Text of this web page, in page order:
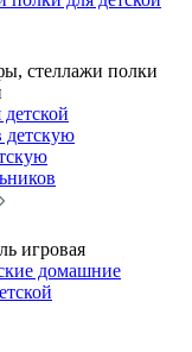
стеллажи полки
детскую
игровая
домашние